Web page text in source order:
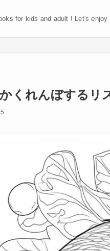
for kids and adult ! Let's enjoy
くれんぼするリ